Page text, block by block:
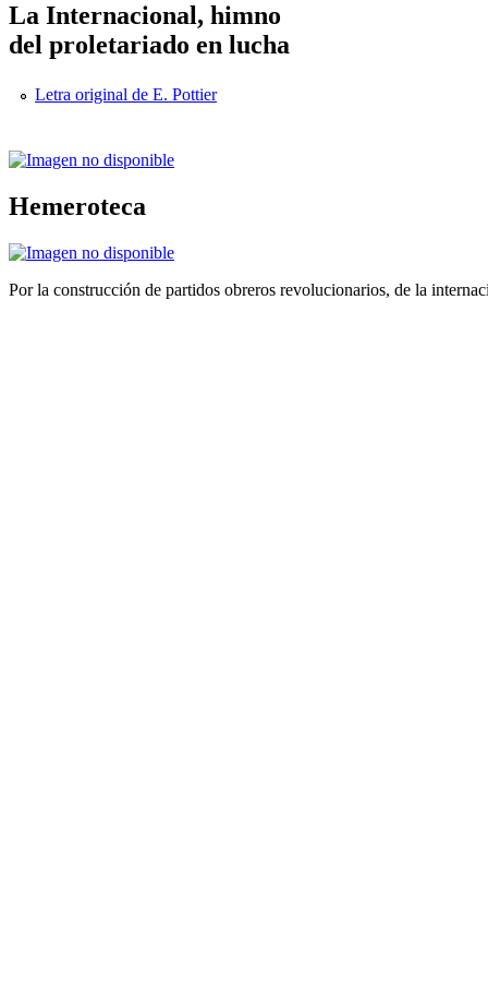
La Internacional, himno
del proletariado en lucha
Letra original de E. Pottier
Hemeroteca
Por la construcción de partidos obreros revolucionarios, de la